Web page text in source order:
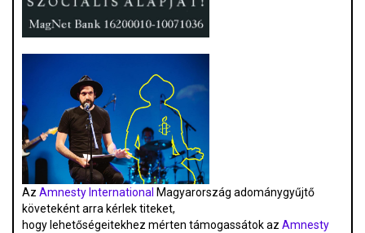
Az Amnesty International Magyarország adománygyűjtő
követeként arra kérlek titeket,
hogy lehetőségeitekhez mérten támogassátok az Amnesty